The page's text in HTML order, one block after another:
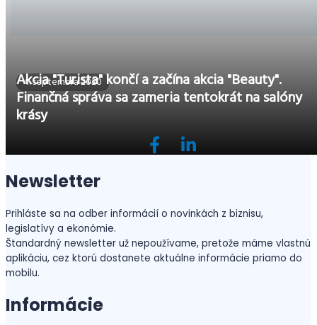
4. septembra 2020
Akcia "Turista" končí a začína akcia "Beauty".
Finančná správa sa zameria tentokrát na salóny
krásy
Newsletter
Prihláste sa na odber informácií o novinkách z biznisu,
legislatívy a ekonómie.
Štandardný newsletter už nepoužívame, pretože máme vlastnú
aplikáciu, cez ktorú dostanete aktuálne informácie priamo do
mobilu.
Informácie